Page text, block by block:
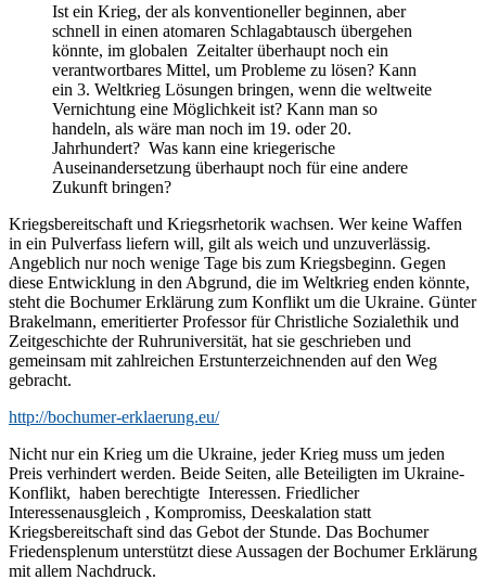
Ist ein Krieg, der als konventioneller beginnen, aber
schnell in einen atomaren Schlagabtausch übergehen
könnte, im globalen Zeitalter überhaupt noch ein
verantwortbares Mittel, um Probleme zu lösen? Kann
ein 3. Weltkrieg Lösungen bringen, wenn die weltweite
Vernichtung eine Möglichkeit ist? Kann man so
handeln, als wäre man noch im 19. oder 20.
Jahrhundert? Was kann eine kriegerische
Auseinandersetzung überhaupt noch für eine andere
Zukunft bringen?
Kriegsbereitschaft und Kriegsrhetorik wachsen. Wer keine Waffen
in ein Pulverfass liefern will, gilt als weich und unzuverlässig.
Angeblich nur noch wenige Tage bis zum Kriegsbeginn. Gegen
diese Entwicklung in den Abgrund, die im Weltkrieg enden könnte,
steht die Bochumer Erklärung zum Konflikt um die Ukraine. Günter
Brakelmann, emeritierter Professor für Christliche Sozialethik und
Zeitgeschichte der Ruhruniversität, hat sie geschrieben und
gemeinsam mit zahlreichen Erstunterzeichnenden auf den Weg
gebracht.
http://bochumer-erklaerung.eu/
Nicht nur ein Krieg um die Ukraine, jeder Krieg muss um jeden
Preis verhindert werden. Beide Seiten, alle Beteiligten im Ukraine-
Konflikt, haben berechtigte Interessen. Friedlicher
Interessenausgleich , Kompromiss, Deeskalation statt
Kriegsbereitschaft sind das Gebot der Stunde. Das Bochumer
Friedensplenum unterstützt diese Aussagen der Bochumer Erklärung
mit allem Nachdruck.